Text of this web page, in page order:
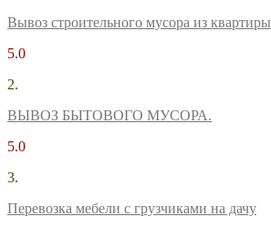
Вывоз строительного мусора из квартиры
5.0
2.
ВЫВОЗ БЫТОВОГО МУСОРА.
5.0
3.
Перевозка мебели с грузчиками на дачу